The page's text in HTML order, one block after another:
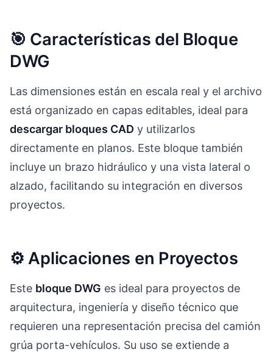
🎯 Características del Bloque
DWG
Las dimensiones están en escala real y el archivo
está organizado en capas editables, ideal para
descargar bloques CAD y utilizarlos
directamente en planos. Este bloque también
incluye un brazo hidráulico y una vista lateral o
alzado, facilitando su integración en diversos
proyectos.
⚙️ Aplicaciones en Proyectos
Este bloque DWG es ideal para proyectos de
arquitectura, ingeniería y diseño técnico que
requieren una representación precisa del camión
grúa porta-vehículos. Su uso se extiende a